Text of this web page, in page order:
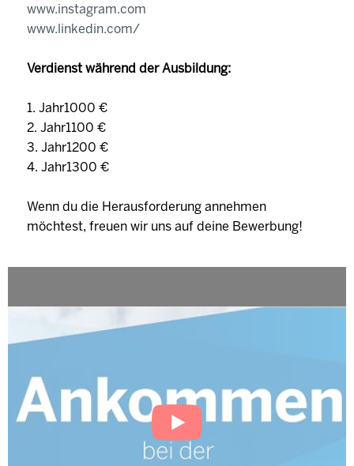
www.instagram.com
www.linkedin.com/
Verdienst während der Ausbildung:
1. Jahr1000 €
2. Jahr1100 €
3. Jahr1200 €
4. Jahr1300 €
Wenn du die Herausforderung annehmen
möchtest, freuen wir uns auf deine Bewerbung!